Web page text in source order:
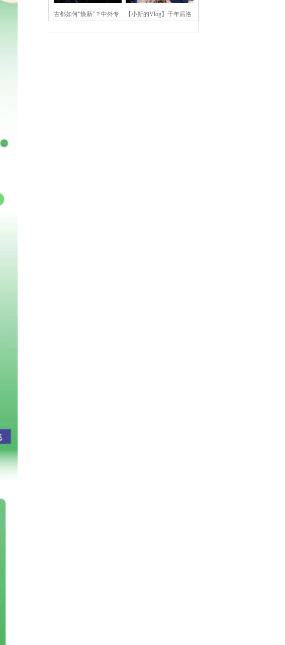
古都如何“焕新”？中外专 【小新的Vlog】千年后洛